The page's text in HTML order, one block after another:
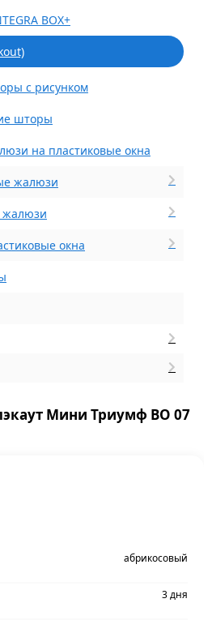
BOX+
с рисунком
шторы
на пластиковые окна
жалюзи
жалюзи
окна
Мини Триумф BO 07
абрикосовый
3 дня